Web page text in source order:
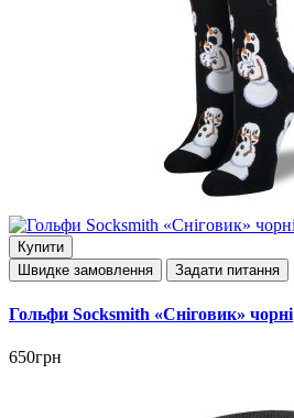
Купити
Швидке замовлення
Задати питання
Гольфи Socksmith «Сніговик» чорні
650грн